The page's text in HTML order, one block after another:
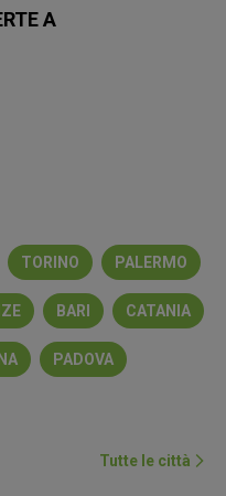
A
TORINO PALERMO
BARI CATANIA
PADOVA
Tutte le città